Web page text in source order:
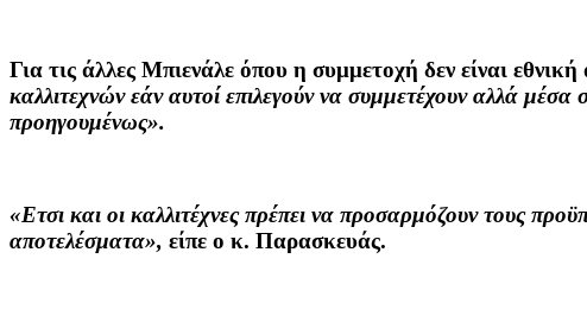
Για τις άλλες Μπιενάλε όπου η συμμετοχή δεν είναι
καλλιτεχνών εάν αυτοί επιλεγούν να συμμετέχουν αλλά
προηγουμένως».
«Ετσι και οι καλλιτέχνες πρέπει να προσαρμόζουν τους
αποτελέσματα», είπε ο κ. Παρασκευάς.